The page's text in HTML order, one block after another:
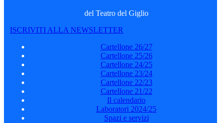
del Teatro del Giglio
ISCRIVITI ALLA NEWSLETTER
Cartellone 26/27
Cartellone 25/26
Cartellone 24/25
Cartellone 23/24
Cartellone 22/23
Cartellone 21/22
Il calendario
Laboratori 2024/25
Spazi e servizi